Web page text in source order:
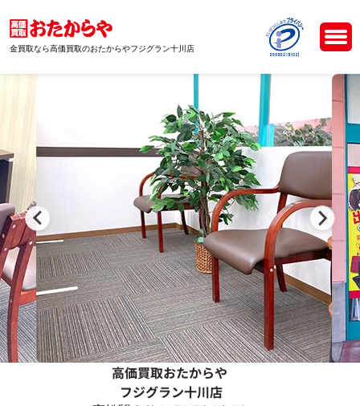
金買取なら高価買取のおたからやフジグラン十川店
高価買取おたからや
フジグラン十川店